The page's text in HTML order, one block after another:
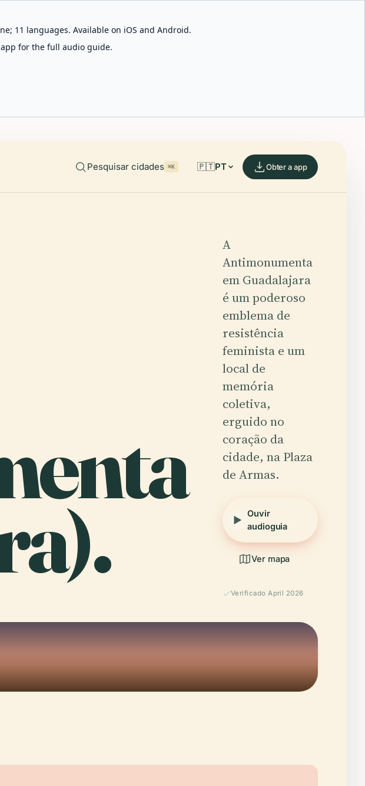
11 languages. Available on iOS and Android.
for the full audio guide.
Pesquisar cidades ⌘K 🇵🇹PT Obter a app
A
Antimonumenta
em Guadalajara
é um poderoso
emblema de
resistência
feminista e um
local de
memória
coletiva,
erguido no
coração da
cidade, na Plaza
de Armas.
Ouvir
audioguia
Ver mapa
Verificado April 2026